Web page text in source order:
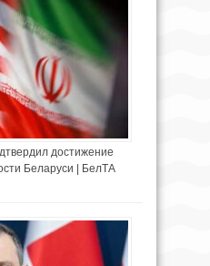
достижение
Беларуси | БелТА